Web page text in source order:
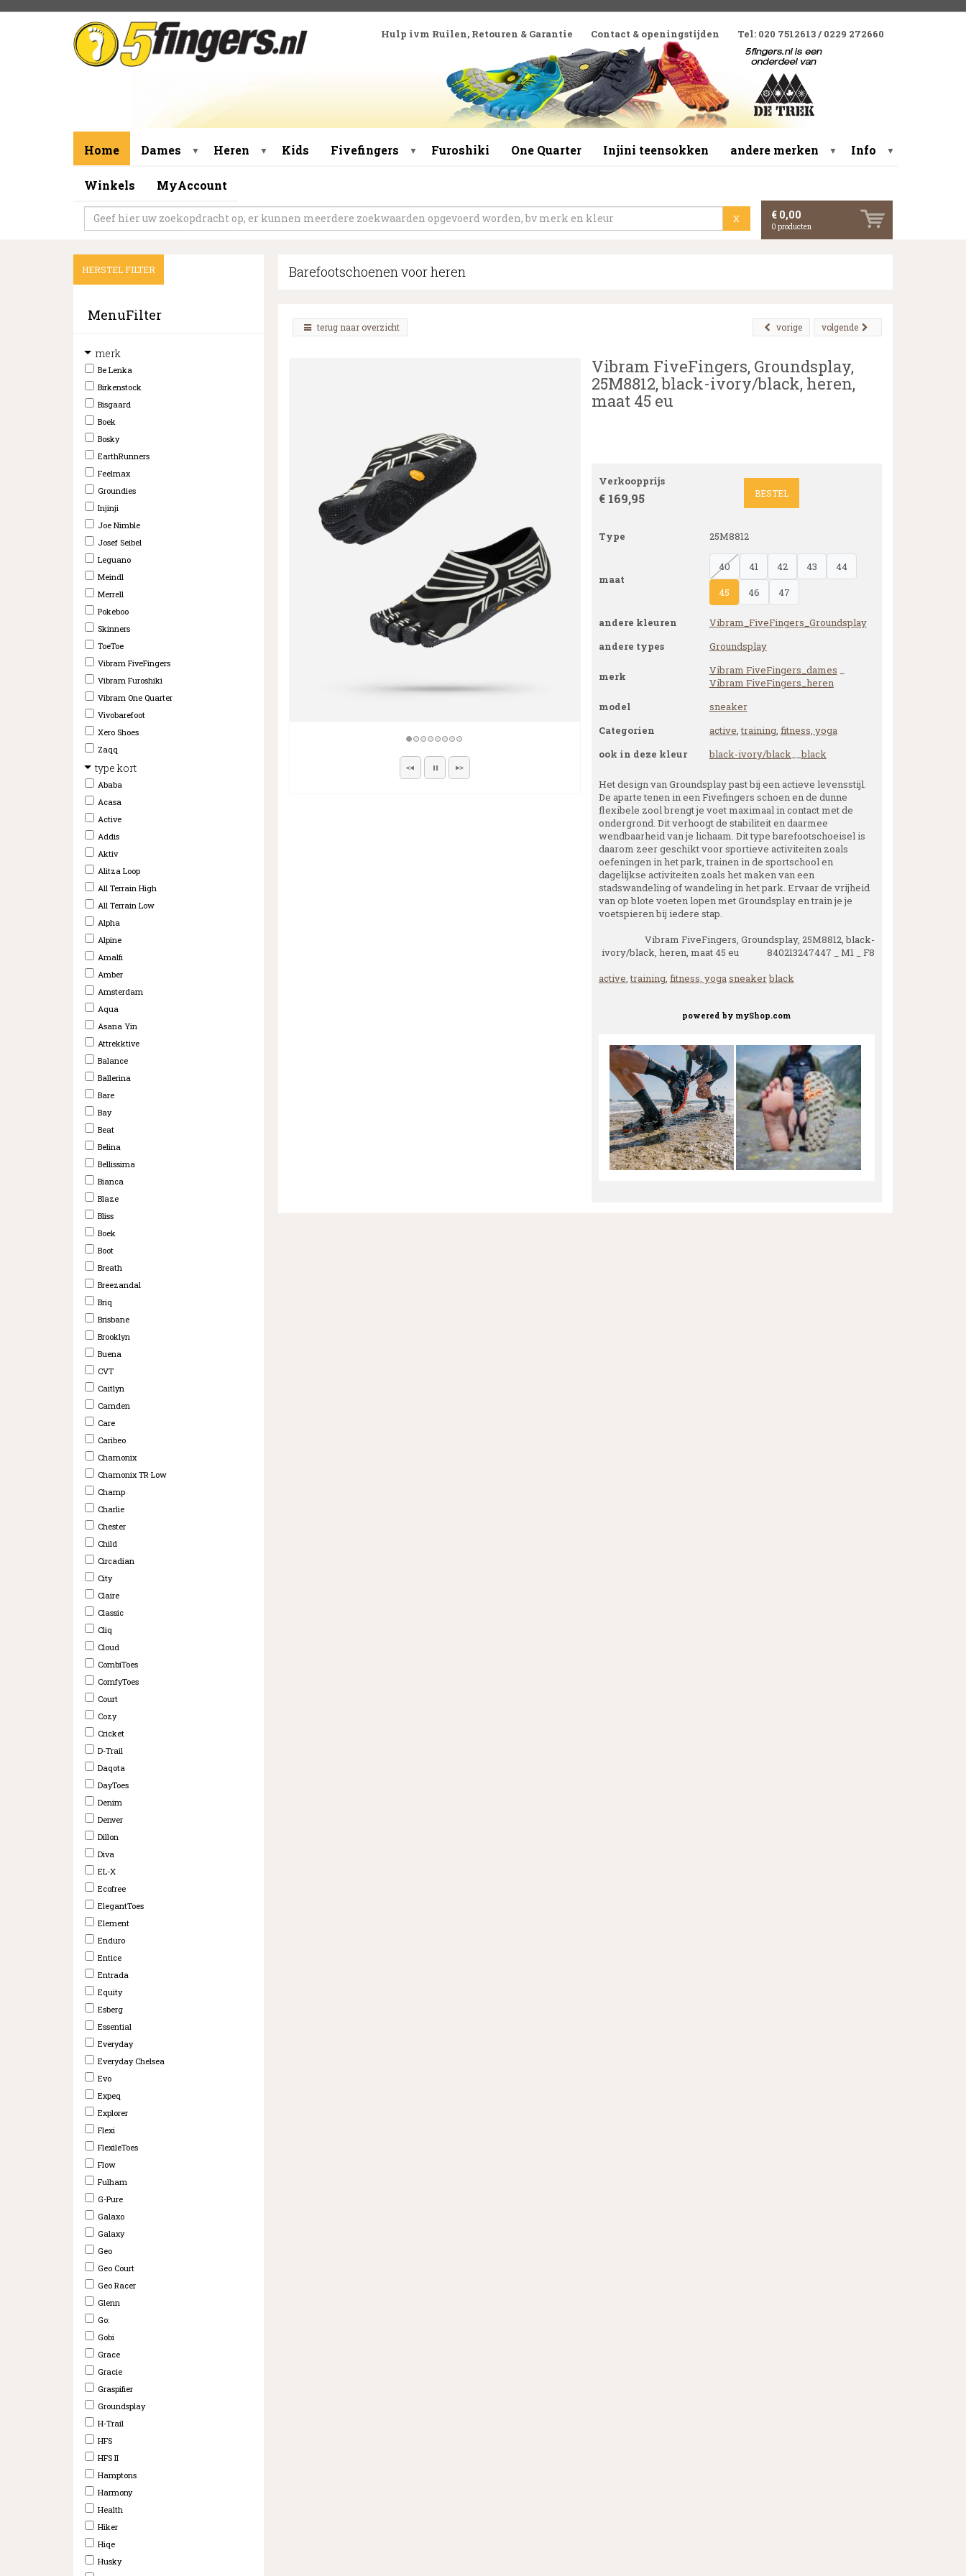
Hulp ivm Ruilen, Retouren & Garantie Contact & openingstijden Tel: 020 7512613 / 0229 272660
Home Dames ▼ Heren ▼ Kids Fivefingers ▼ Furoshiki One Quarter Injini teensokken andere merken ▼ Info ▼
Winkels MyAccount
X € 0,00
0 producten
HERSTEL FILTER
MenuFilter
merk
Be Lenka
Birkenstock
Bisgaard
Boek
Bosky
EarthRunners
Feelmax
Groundies
Injinji
Joe Nimble
Josef Seibel
Leguano
Meindl
Merrell
Pokeboo
Skinners
ToeToe
Vibram FiveFingers
Vibram Furoshiki
Vibram One Quarter
Vivobarefoot
Xero Shoes
Zaqq
type kort
Ababa
Acasa
Active
Addis
Aktiv
Alitza Loop
All Terrain High
All Terrain Low
Alpha
Alpine
Amalfi
Amber
Amsterdam
Aqua
Asana Yin
Attrekktive
Balance
Ballerina
Bare
Bay
Beat
Belina
Bellissima
Bianca
Blaze
Bliss
Boek
Boot
Breath
Breezandal
Briq
Brisbane
Brooklyn
Buena
CVT
Caitlyn
Camden
Care
Caribeo
Chamonix
Chamonix TR Low
Champ
Charlie
Chester
Child
Circadian
City
Claire
Classic
Cliq
Cloud
CombiToes
ComfyToes
Court
Cozy
Cricket
D-Trail
Daqota
DayToes
Denim
Denver
Dillon
Diva
EL-X
Ecofree
ElegantToes
Element
Enduro
Entice
Entrada
Equity
Esberg
Essential
Everyday
Everyday Chelsea
Evo
Expeq
Explorer
Flexi
FlexileToes
Flow
Fulham
G-Pure
Galaxo
Galaxy
Geo
Geo Court
Geo Racer
Glenn
Go:
Gobi
Grace
Gracie
Graspifier
Groundsplay
H-Trail
HFS
HFS II
Hamptons
Harmony
Health
Hiker
Hiqe
Husky
Barefootschoenen voor heren
terug naar overzicht volgende
vorige
Vibram FiveFingers, Groundsplay,
25M8812, black-ivory/black, heren,
maat 45 eu
Verkoopprijs
€ 169,95 BESTEL
Type 25M8812
maat
40 41 42 43
44
45
46 47
andere kleuren
Vibram_FiveFingers_Groundsplay
andere types
Groundsplay
merk Vibram FiveFingers_dames
Vibram FiveFingers_heren
model
sneaker
Categorien
active,training, fitness, yoga
ook in deze kleur
black-ivory/black__black
Het design van Groundsplay past bij een actieve levensstijl.
De aparte tenen in een Fivefingers schoen en de dunne
flexibele zool brengt je voet maximaal in contact met de
ondergrond. Dit verhoogt de stabiliteit en daarmee
wendbaarheid van je lichaam. Dit type barefootschoeisel is
daarom zeer geschikt voor sportieve activiteiten zoals
oefeningen in het park, trainen in de sportschool en
dagelijkse activiteiten zoals het maken van een
stadswandeling of wandeling in het park. Ervaar de vrijheid
van op blote voeten lopen met Groundsplay en train je je
voetspieren bij iedere stap.
Vibram FiveFingers, Groundsplay, 25M8812, black-
ivory/black, heren, maat 45 eu 840213247447 _ M1 _ F8
active,training, fitness, yogasneakerblack
powered by myShop.com